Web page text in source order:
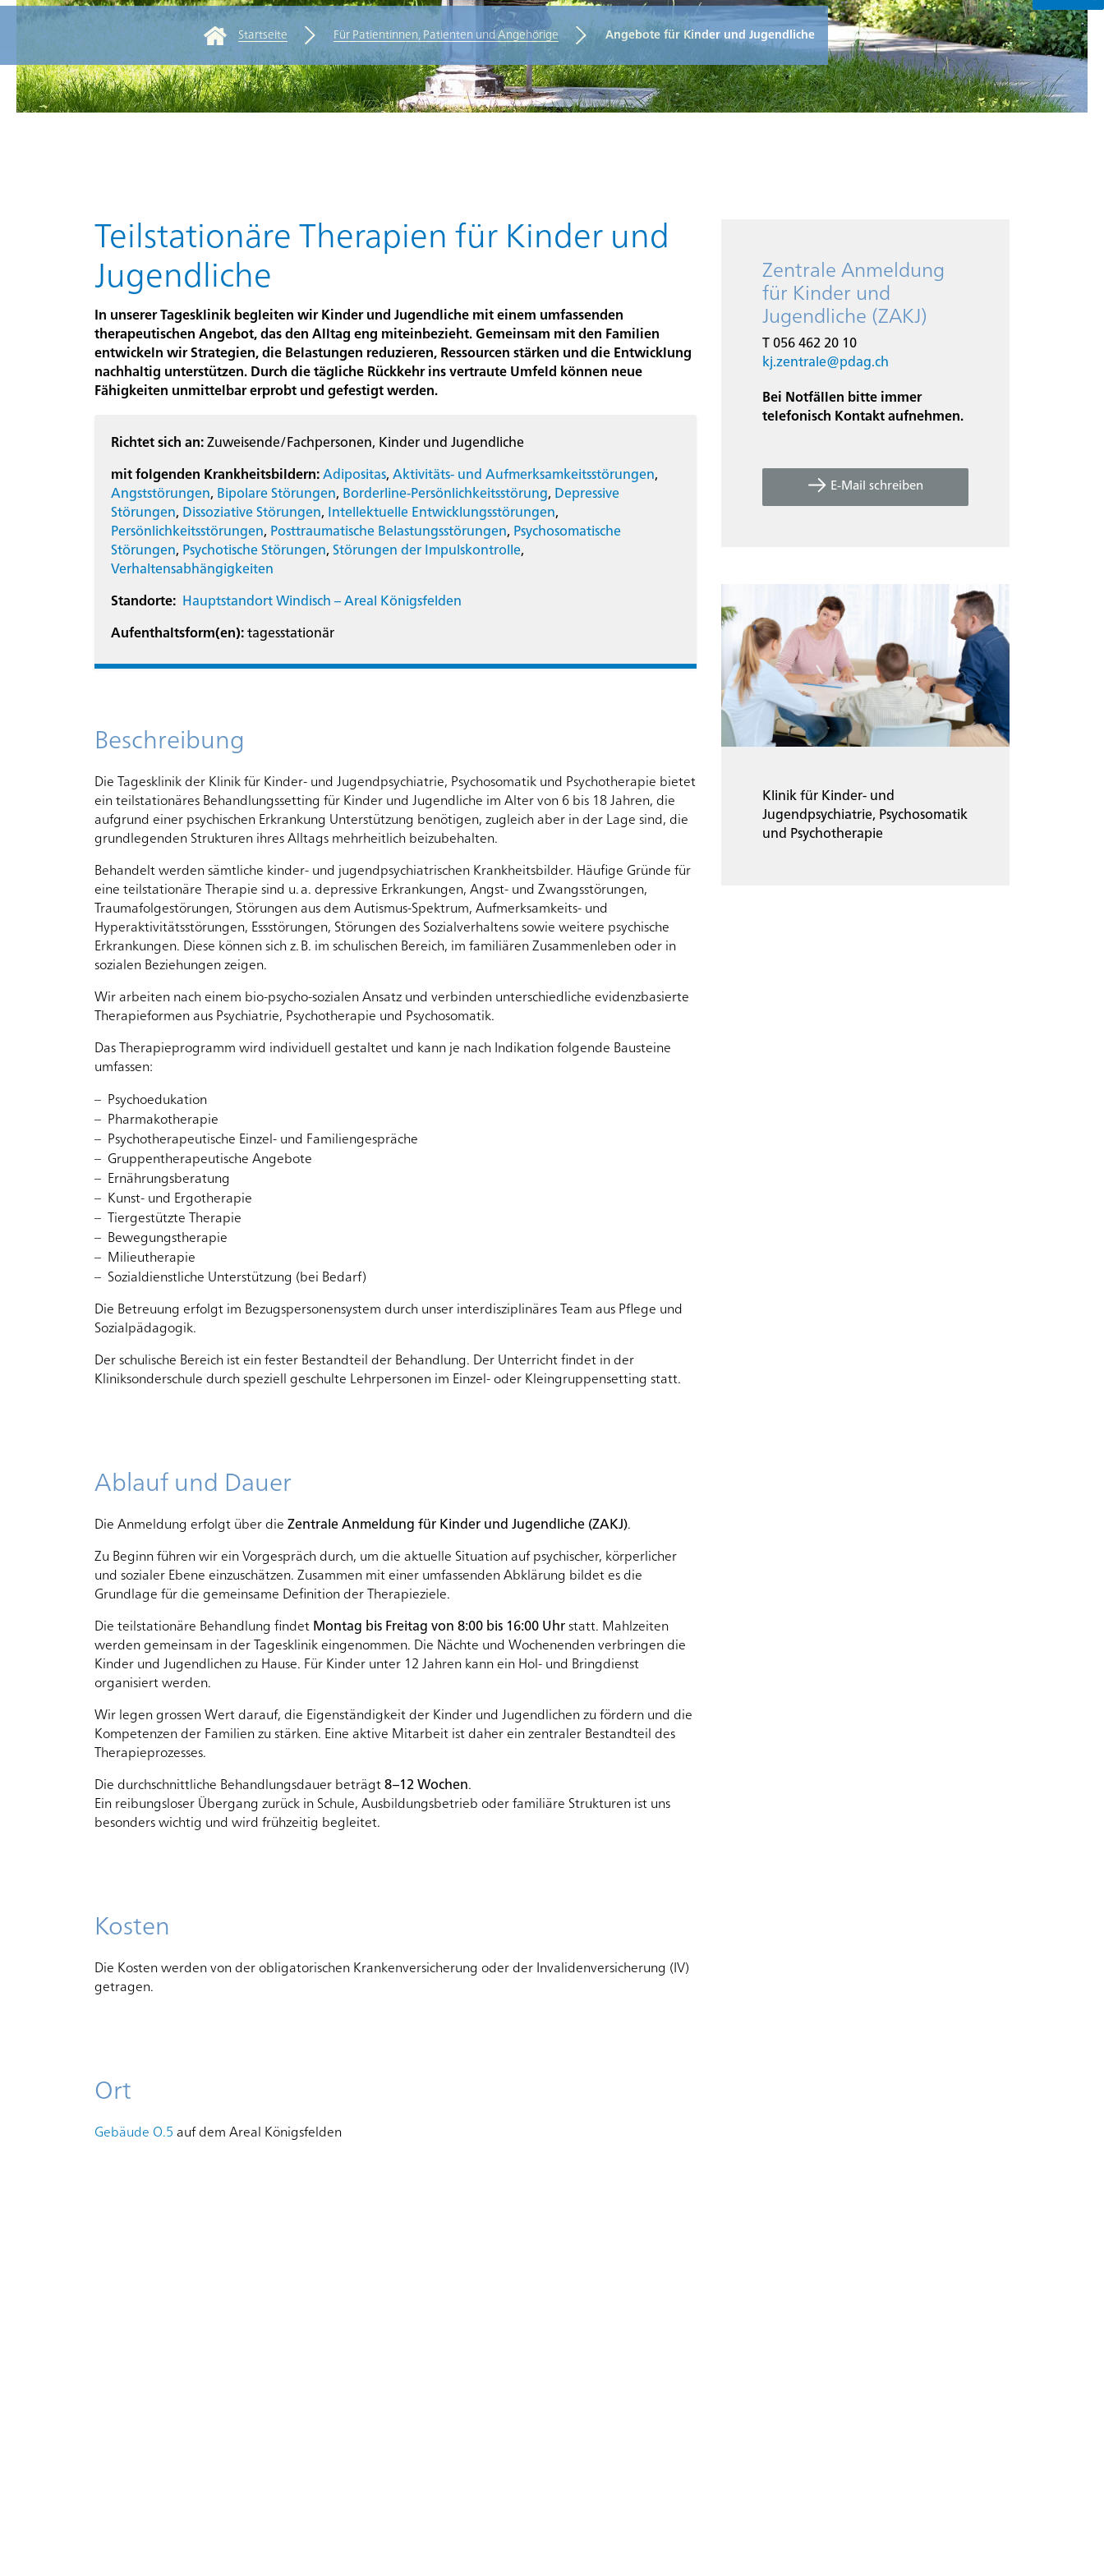
Zuweisende/Fachpersonen
die
PDAG
Stellen
und
Angebote
Kinder
Jugendliche
Angebote
Angebote
Erwachsene
Angebote
Angehörige
Krankheitsbilder
Besuchende
Rootline Navigation
Startseite Für Patientinnen, Patienten und Angehörige Angebote für Kinder und Jugendliche
Rootline Navigation
Hauptinhalt
Teilstationäre Therapien für Kinder und
Jugendliche
In unserer Tagesklinik begleiten wir Kinder und Jugendliche mit einem umfassenden
therapeutischen Angebot, das den Alltag eng miteinbezieht. Gemeinsam mit den Familien
entwickeln wir Strategien, die Belastungen reduzieren, Ressourcen stärken und die Entwicklung
nachhaltig unterstützen. Durch die tägliche Rückkehr ins vertraute Umfeld können neue
Fähigkeiten unmittelbar erprobt und gefestigt werden.
Richtet sich an: Zuweisende/Fachpersonen, Kinder und Jugendliche
mit folgenden Krankheitsbildern: Adipositas, Aktivitäts- und Aufmerksamkeitsstörungen,
Angststörungen, Bipolare Störungen, Borderline-Persönlichkeitsstörung, Depressive
Störungen, Dissoziative Störungen, Intellektuelle Entwicklungsstörungen,
Persönlichkeitsstörungen, Posttraumatische Belastungsstörungen, Psychosomatische
Störungen, Psychotische Störungen, Störungen der Impulskontrolle,
Verhaltensabhängigkeiten
Standorte: Hauptstandort Windisch – Areal Königsfelden
Aufenthaltsform(en): tagesstationär
Beschreibung
Die Tagesklinik der Klinik für Kinder- und Jugendpsychiatrie, Psychosomatik und Psychotherapie bietet
ein teilstationäres Behandlungssetting für Kinder und Jugendliche im Alter von 6 bis 18 Jahren, die
aufgrund einer psychischen Erkrankung Unterstützung benötigen, zugleich aber in der Lage sind, die
grundlegenden Strukturen ihres Alltags mehrheitlich beizubehalten.
Behandelt werden sämtliche kinder- und jugendpsychiatrischen Krankheitsbilder. Häufige Gründe für
eine teilstationäre Therapie sind u. a. depressive Erkrankungen, Angst- und Zwangsstörungen,
Traumafolgestörungen, Störungen aus dem Autismus-Spektrum, Aufmerksamkeits- und
Hyperaktivitätsstörungen, Essstörungen, Störungen des Sozialverhaltens sowie weitere psychische
Erkrankungen. Diese können sich z. B. im schulischen Bereich, im familiären Zusammenleben oder in
sozialen Beziehungen zeigen.
Wir arbeiten nach einem bio-psycho-sozialen Ansatz und verbinden unterschiedliche evidenzbasierte
Therapieformen aus Psychiatrie, Psychotherapie und Psychosomatik.
Das Therapieprogramm wird individuell gestaltet und kann je nach Indikation folgende Bausteine
umfassen:
Psychoedukation
Pharmakotherapie
Psychotherapeutische Einzel- und Familiengespräche
Gruppentherapeutische Angebote
Ernährungsberatung
Kunst- und Ergotherapie
Tiergestützte Therapie
Bewegungstherapie
Milieutherapie
Sozialdienstliche Unterstützung (bei Bedarf)
Die Betreuung erfolgt im Bezugspersonensystem durch unser interdisziplinäres Team aus Pflege und
Sozialpädagogik.
Der schulische Bereich ist ein fester Bestandteil der Behandlung. Der Unterricht findet in der
Kliniksonderschule durch speziell geschulte Lehrpersonen im Einzel- oder Kleingruppensetting statt.
Ablauf und Dauer
Die Anmeldung erfolgt über die Zentrale Anmeldung für Kinder und Jugendliche (ZAKJ).
Zu Beginn führen wir ein Vorgespräch durch, um die aktuelle Situation auf psychischer, körperlicher
und sozialer Ebene einzuschätzen. Zusammen mit einer umfassenden Abklärung bildet es die
Grundlage für die gemeinsame Definition der Therapieziele.
Die teilstationäre Behandlung findet Montag bis Freitag von 8:00 bis 16:00 Uhr statt. Mahlzeiten
werden gemeinsam in der Tagesklinik eingenommen. Die Nächte und Wochenenden verbringen die
Kinder und Jugendlichen zu Hause. Für Kinder unter 12 Jahren kann ein Hol- und Bringdienst
organisiert werden.
Wir legen grossen Wert darauf, die Eigenständigkeit der Kinder und Jugendlichen zu fördern und die
Kompetenzen der Familien zu stärken. Eine aktive Mitarbeit ist daher ein zentraler Bestandteil des
Therapieprozesses.
Die durchschnittliche Behandlungsdauer beträgt 8–12 Wochen.
Ein reibungsloser Übergang zurück in Schule, Ausbildungsbetrieb oder familiäre Strukturen ist uns
besonders wichtig und wird frühzeitig begleitet.
Kosten
Die Kosten werden von der obligatorischen Krankenversicherung oder der Invalidenversicherung (IV)
getragen.
Ort
Gebäude O.5 auf dem Areal Königsfelden
Zentrale Anmeldung
für Kinder und
Jugendliche (ZAKJ)
T 056 462 20 10
kj.zentrale@pdag.ch
Bei Notfällen bitte immer
telefonisch Kontakt aufnehmen.
E-Mail schreiben
Klinik für Kinder- und
Jugendpsychiatrie, Psychosomatik
und Psychotherapie